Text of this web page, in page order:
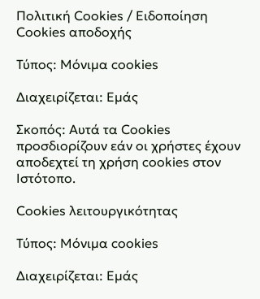
Πολιτική Cookies / Ειδοποίηση
Cookies αποδοχής
Τύπος: Μόνιμα cookies
Διαχειρίζεται: Εμάς
Σκοπός: Αυτά τα Cookies
προσδιορίζουν εάν οι χρήστες έχουν
αποδεχτεί τη χρήση cookies στον
Ιστότοπο.
Cookies λειτουργικότητας
Τύπος: Μόνιμα cookies
Διαχειρίζεται: Εμάς